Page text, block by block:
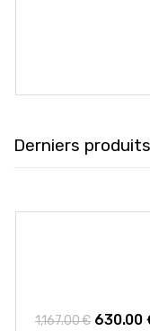
Derniers
1,167.00€ Le
630.00